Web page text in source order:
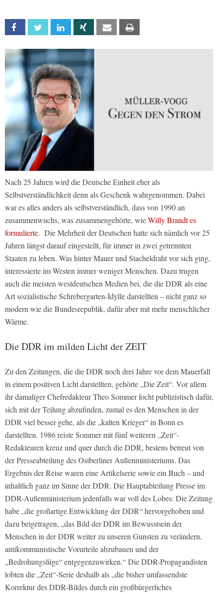
Facebook Twitter Linkedin Xing Email
Nach 25 Jahren wird die Deutsche Einheit eher als
Selbstverständlichkeit denn als Geschenk wahrgenommen. Dabei
war es alles anders als selbstverständlich, dass von 1990 an
zusammenwuchs, was zusammengehörte, wieWilly Brandt es
formulierte. Die Mehrheit der Deutschen hatte sich nämlich vor 25
Jahren längst darauf eingestellt, für immer in zwei getrennten
Staaten zu leben. Was hinter Mauer und Stacheldraht vor sich ging,
interessierte im Westen immer weniger Menschen. Dazu trugen
auch die meisten westdeutschen Medien bei, die die DDR als eine
Art sozialistische Schrebergarten-Idylle darstellten – nicht ganz so
modern wie die Bundesrepublik, dafür aber mit mehr menschlicher
Wärme.
Die DDR im milden Licht der ZEIT
Zu den Zeitungen, die die DDR noch drei Jahre vor dem Mauerfall
in einem positiven Licht darstellten, gehörte „Die Zeit“. Vor allem
ihr damaliger Chefredakteur Theo Sommer focht publizistisch dafür,
sich mit der Teilung abzufinden, zumal es den Menschen in der
DDR viel besser gehe, als die „kalten Krieger“ in Bonn es
darstellten. 1986 reiste Sommer mit fünf weiteren „Zeit“-
Redakteuren kreuz und quer durch die DDR, bestens betreut von
der Presseabteilung des Ostberliner Außenministeriums. Das
Ergebnis der Reise waren eine Artikelserie sowie ein Buch – und
inhaltlich ganz im Sinne der DDR. Die Hauptabteilung Presse im
DDR-Außenministerium jedenfalls war voll des Lobes: Die Zeitung
habe „die großartige Entwicklung der DDR“ hervorgehoben und
dazu beigetragen, „das Bild der DDR im Bewusstsein der
Menschen in der DDR weiter zu unseren Gunsten zu verändern,
antikommunistische Vorurteile abzubauen und der
„Bedrohungslüge“ entgegenzuwirken.“ Die DDR-Propagandisten
lobten die „Zeit“-Serie deshalb als „die bisher umfassendste
Korrektur des DDR-Bildes durch ein großbürgerliches